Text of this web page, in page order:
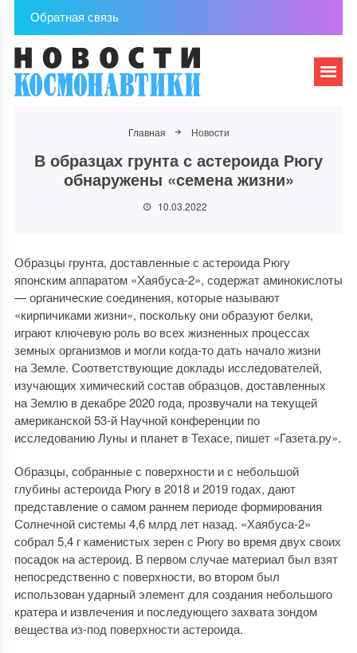
Обратная связь
Главная Новости
В образцах грунта с астероида Рюгу
обнаружены «семена жизни»
10.03.2022
Образцы грунта, доставленные с астероида Рюгу
японским аппаратом «Хаябуса-2», содержат аминокислоты
— органические соединения, которые называют
«кирпичиками жизни», поскольку они образуют белки,
играют ключевую роль во всех жизненных процессах
земных организмов и могли когда-то дать начало жизни
на Земле. Соответствующие доклады исследователей,
изучающих химический состав образцов, доставленных
на Землю в декабре 2020 года, прозвучали на текущей
американской 53-й Научной конференции по
исследованию Луны и планет в Техасе, пишет «Газета.ру».
Образцы, собранные с поверхности и с небольшой
глубины астероида Рюгу в 2018 и 2019 годах, дают
представление о самом раннем периоде формирования
Солнечной системы 4,6 млрд лет назад. «Хаябуса-2»
собрал 5,4 г каменистых зерен с Рюгу во время двух своих
посадок на астероид. В первом случае материал был взят
непосредственно с поверхности, во втором был
использован ударный элемент для создания небольшого
кратера и извлечения и последующего захвата зондом
вещества из-под поверхности астероида.